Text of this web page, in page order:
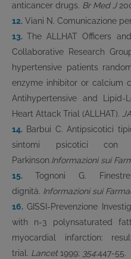
anticancer drugs. Br Med J
12. Viani N. Comunicazione
13.The ALLHAT Officers
Collaborative Research
hypertensive patients
enzyme inhibitor or calcium
Antihypertensive and
Heart Attack Trial (ALLHAT).
14. Barbui C. Antipsicotici
sintomi psicotici
Parkinson.Informazioni sui
15. Tognoni G.
dignità. Informazioni sui
16. GISSI-Prevenzione
with n-3 polynsaturated
myocardial infarction:
trial. Lancet1999; 354:447-55.